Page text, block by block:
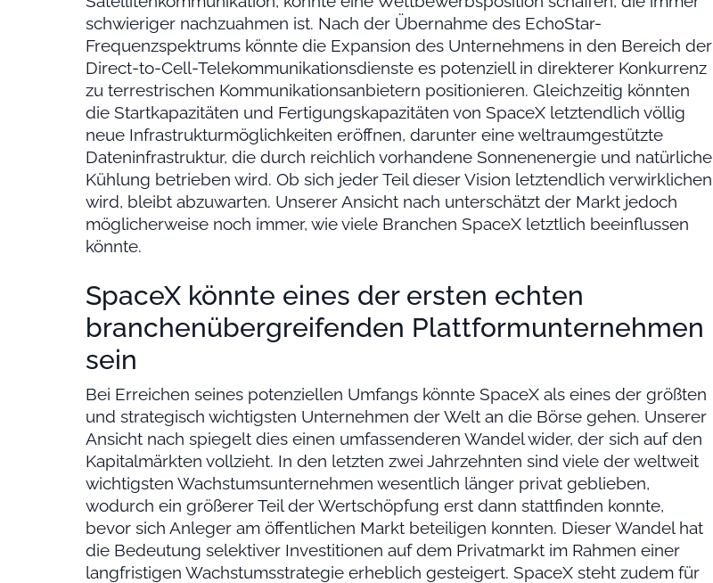
schwieriger nachzuahmen ist. Nach der Übernahme des EchoStar-
Frequenzspektrums könnte die Expansion des Unternehmens in den Bereich der
Direct-to-Cell-Telekommunikationsdienste es potenziell in direkterer Konkurrenz
zu terrestrischen Kommunikationsanbietern positionieren. Gleichzeitig könnten
die Startkapazitäten und Fertigungskapazitäten von SpaceX letztendlich völlig
neue Infrastrukturmöglichkeiten eröffnen, darunter eine weltraumgestützte
Dateninfrastruktur, die durch reichlich vorhandene Sonnenenergie und natürliche
Kühlung betrieben wird. Ob sich jeder Teil dieser Vision letztendlich verwirklichen
wird, bleibt abzuwarten. Unserer Ansicht nach unterschätzt der Markt jedoch
möglicherweise noch immer, wie viele Branchen SpaceX letztlich beeinflussen
könnte.
SpaceX könnte eines der ersten echten
branchenübergreifenden Plattformunternehmen
sein
Bei Erreichen seines potenziellen Umfangs könnte SpaceX als eines der größten
und strategisch wichtigsten Unternehmen der Welt an die Börse gehen. Unserer
Ansicht nach spiegelt dies einen umfassenderen Wandel wider, der sich auf den
Kapitalmärkten vollzieht. In den letzten zwei Jahrzehnten sind viele der weltweit
wichtigsten Wachstumsunternehmen wesentlich länger privat geblieben,
wodurch ein größerer Teil der Wertschöpfung erst dann stattfinden konnte,
bevor sich Anleger am öffentlichen Markt beteiligen konnten. Dieser Wandel hat
die Bedeutung selektiver Investitionen auf dem Privatmarkt im Rahmen einer
langfristigen Wachstumsstrategie erheblich gesteigert. SpaceX steht zudem für